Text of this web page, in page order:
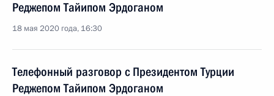
Реджепом Тайипом Эрдоганом
18 мая 2020 года, 16:30
Телефонный разговор с Президентом Турции
Реджепом Тайипом Эрдоганом